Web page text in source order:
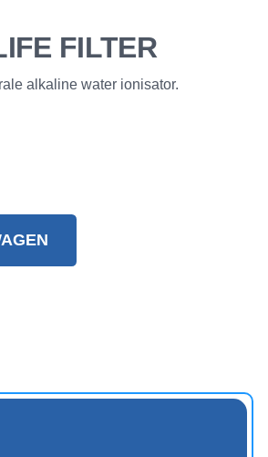
FILTER
alkaline water ionisator.